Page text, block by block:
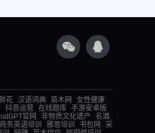
花 汉语词典 苗木网
女性健康
抖音运营 在线题库 手游安卓版
官网 非物质文化遗产
名酒
商务英语培训 雅思培训 书包网
采